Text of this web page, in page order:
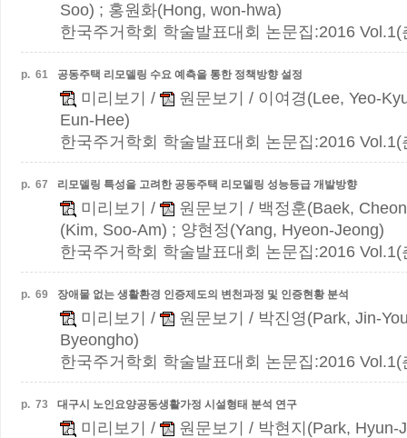
Soo) ; 홍원화(Hong, won-hwa)
한국주거학회 학술발표대회 논문집:2016
p. 61 공동주택 리모델링 수요 예측을 통한 정책방향 설정
미리보기 / 원문보기
/ 이여경(Lee, Yeo-
Eun-Hee)
한국주거학회 학술발표대회 논문집:2016
p. 67 리모델링 특성을 고려한 공동주택 리모델링 성능등급 개발방향
미리보기 / 원문보기
/ 백정훈(Baek,
(Kim, Soo-Am) ; 양현정(Yang, Hyeon-Jeong)
한국주거학회 학술발표대회 논문집:2016
p. 69 장애물 없는 생활환경 인증제도의 변천과정 및 인증현황 분석
미리보기 / 원문보기
/ 박진영(Park, Jin-
Byeongho)
한국주거학회 학술발표대회 논문집:2016
p. 73 대구시 노인요양공동생활가정 시설형태 분석 연구
미리보기 / 원문보기
/ 박현지(Park, Hyun-